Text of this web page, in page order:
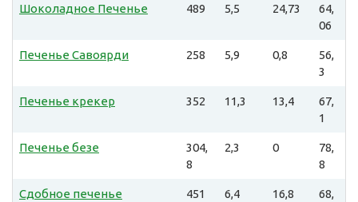
Шоколадное Печенье 489 5,5 24,73
64,
06
Печенье Савоярди 258 5,9 0,8
56,
3
Печенье крекер 352 11,3 13,4
67,
1
Печенье безе
304,
8
2,3 0
78,
8
Сдобное печенье 451 6,4 16,8
68,